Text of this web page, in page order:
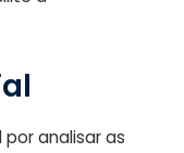
analisar as